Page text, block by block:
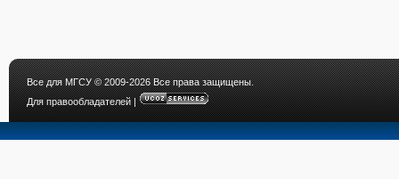
Все для МГСУ© 2009-2026 Все права защищены.
Для правообладателей|